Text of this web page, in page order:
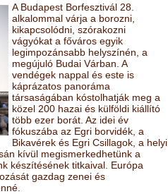
A Budapest Borfesztivál 28.
alkalommal várja a borozni,
kikapcsolódni, szórakozni
vágyókat a főváros egyik
legimpozánsabb helyszínén, a
megújuló Budai Várban. A
vendégek nappal és este is
káprázatos panoráma
társaságában kóstolhatják meg a
közel 200 hazai és külföldi kiállító
több ezer borát. Az idei év
fókuszába az Egri borvidék, a
Bikavérek és Egri Csillagok, a helyi
kívül megismerkedhetünk a
készítésének titkaival. Európa
gazdag zenei és